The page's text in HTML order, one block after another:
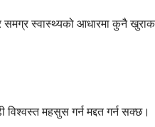
र समग्र स्वास्थ्यको आधारमा कुनै खुराक
महसुस गर्न मद्दत गर्न सक्छ।